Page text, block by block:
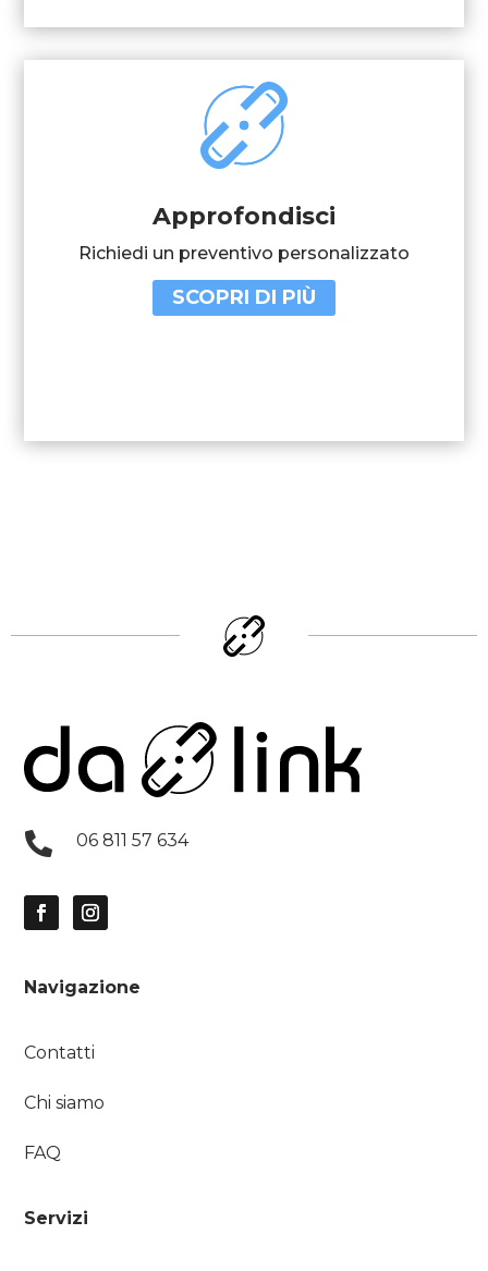
Approfondisci
Richiedi un preventivo personalizzato
SCOPRI DI PIÙ
 06 811 57 634
Navigazione
Contatti
Chi siamo
FAQ
Servizi